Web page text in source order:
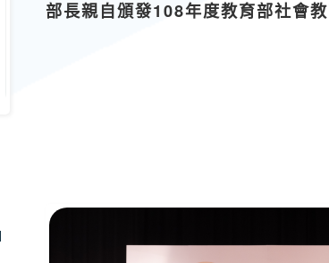
部長親自頒發108年度教育部社會